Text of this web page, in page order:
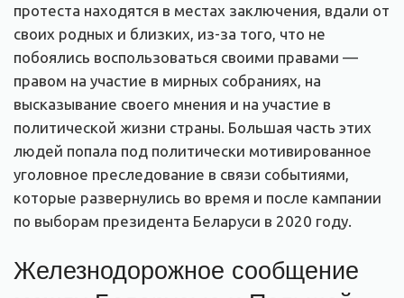
протеста находятся в местах заключения, вдали от
своих родных и близких, из-за того, что не
побоялись воспользоваться своими правами —
правом на участие в мирных собраниях, на
высказывание своего мнения и на участие в
политической жизни страны. Большая часть этих
людей попала под политически мотивированное
уголовное преследование в связи событиями,
которые развернулись во время и после кампании
по выборам президента Беларуси в 2020 году.
Железнодорожное сообщение